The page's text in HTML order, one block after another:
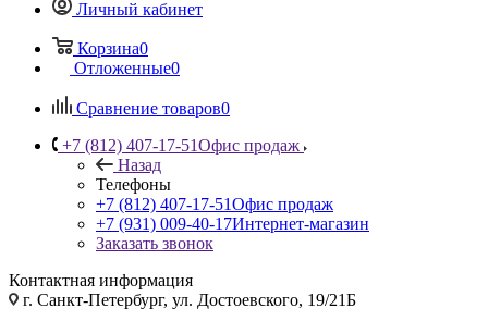
Личный кабинет
Корзина0
Отложенные0
Сравнение товаров0
+7 (812) 407-17-51Офис продаж
Назад
Телефоны
+7 (812) 407-17-51Офис продаж
+7 (931) 009-40-17Интернет-магазин
Заказать звонок
Контактная информация
г. Санкт-Петербург, ул. Достоевского, 19/21Б